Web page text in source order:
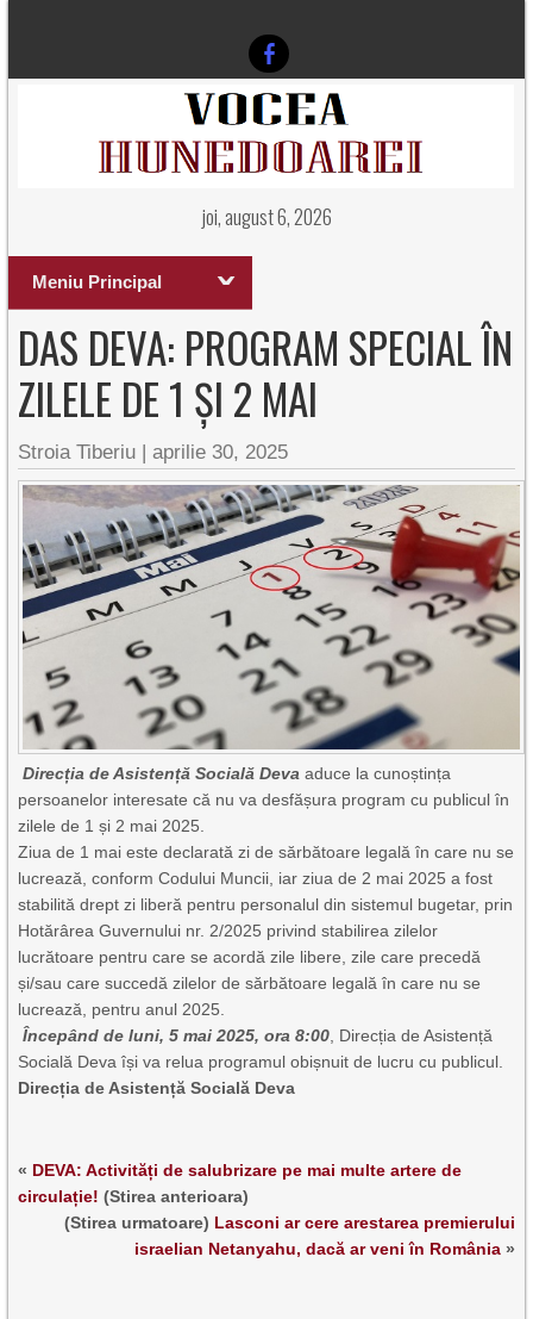
joi, august 6, 2026
Meniu Principal
DAS DEVA: PROGRAM SPECIAL ÎN
ZILELE DE 1 ȘI 2 MAI
Stroia Tiberiu |aprilie 30, 2025
Direcția de Asistență Socială Deva aduce la cunoștința
persoanelor interesate că nu va desfășura program cu publicul în
zilele de 1 și 2 mai 2025.
Ziua de 1 mai este declarată zi de sărbătoare legală în care nu se
lucrează, conform Codului Muncii, iar ziua de 2 mai 2025 a fost
stabilită drept zi liberă pentru personalul din sistemul bugetar, prin
Hotărârea Guvernului nr. 2/2025 privind stabilirea zilelor
lucrătoare pentru care se acordă zile libere, zile care precedă
și/sau care succedă zilelor de sărbătoare legală în care nu se
lucrează, pentru anul 2025.
Începând de luni, 5 mai 2025, ora 8:00 , Direcția de Asistență
Socială Deva își va relua programul obișnuit de lucru cu publicul.
Direcția de Asistență Socială Deva
« DEVA: Activități de salubrizare pe mai multe artere de
circulație! (Stirea anterioara)
(Stirea urmatoare) Lasconi ar cere arestarea premierului
israelian Netanyahu, dacă ar veni în România»